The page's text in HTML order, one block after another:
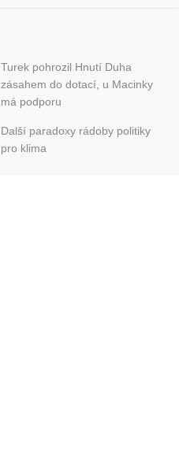
Turek pohrozil Hnutí Duha
zásahem do dotací, u Macinky
má podporu
Další paradoxy rádoby politiky
pro klima